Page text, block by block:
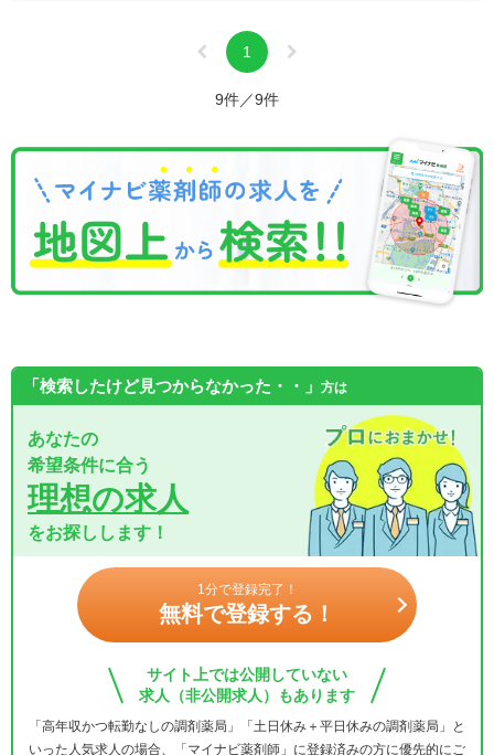
1
9件／9件
「検索したけど見つからなかった・・」 方は
あなたの
希望条件に合う
理想の求人
をお探しします！
1分で登録完了！
無料で登録する！
サイト上では公開していない
求人（非公開求人）もあります
「高年収かつ転勤なしの調剤薬局」「土日休み＋平日休みの調剤薬局」と
いった人気求人の場合、「マイナビ薬剤師」に登録済みの方に優先的にご